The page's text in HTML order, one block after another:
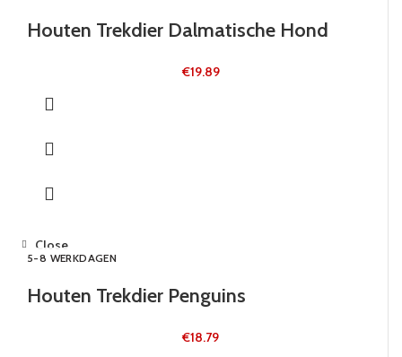
Houten Trekdier Dalmatische Hond
€19.89
5-8 WERKDAGEN
Close
Houten Trekdier Penguins
€18.79